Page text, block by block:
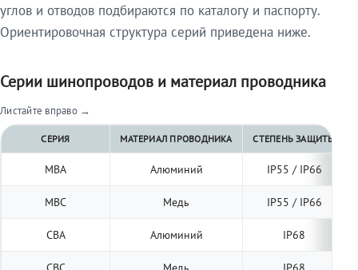
углов и отводов подбираются по каталогу и паспорту.
Ориентировочная структура серий приведена ниже.
Серии шинопроводов и материал проводника
Листайте вправо →
СЕРИЯ МАТЕРИАЛ ПРОВОДНИКА СТЕПЕНЬ ЗАЩИТЫ
МВА Алюминий IP55 / IP66
МВС Медь IP55 / IP66
СВА Алюминий IP68